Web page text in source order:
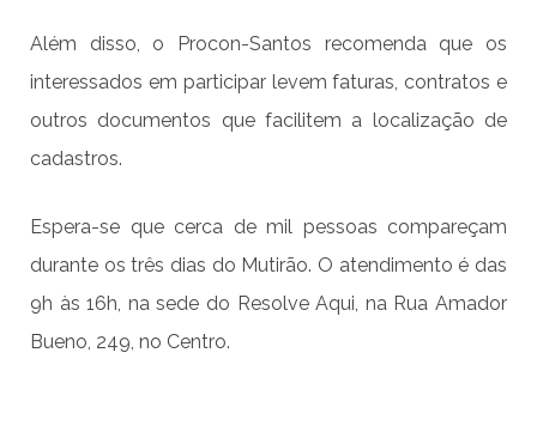
Além disso, o Procon-Santos recomenda que os
interessados em participar levem faturas, contratos e
outros documentos que facilitem a localização de
cadastros.
Espera-se que cerca de mil pessoas compareçam
durante os três dias do Mutirão. O atendimento é das
9h às 16h, na sede do Resolve Aqui, na Rua Amador
Bueno, 249, no Centro.